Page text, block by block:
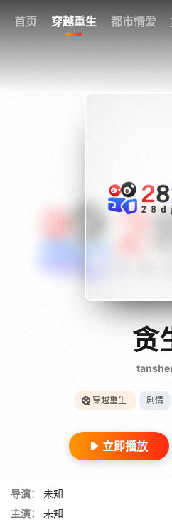
首页 穿越重生 都市情爱
我的观影记录
{if
贪
穿越重生 剧情
立即播放
导演：
未知
主演：
未知